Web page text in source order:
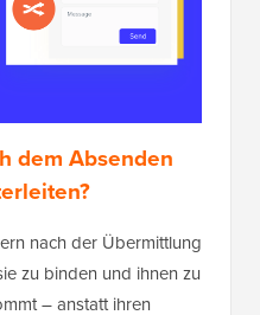
dem Absenden
nach der Übermittlung
zu binden und ihnen zu
– anstatt ihren